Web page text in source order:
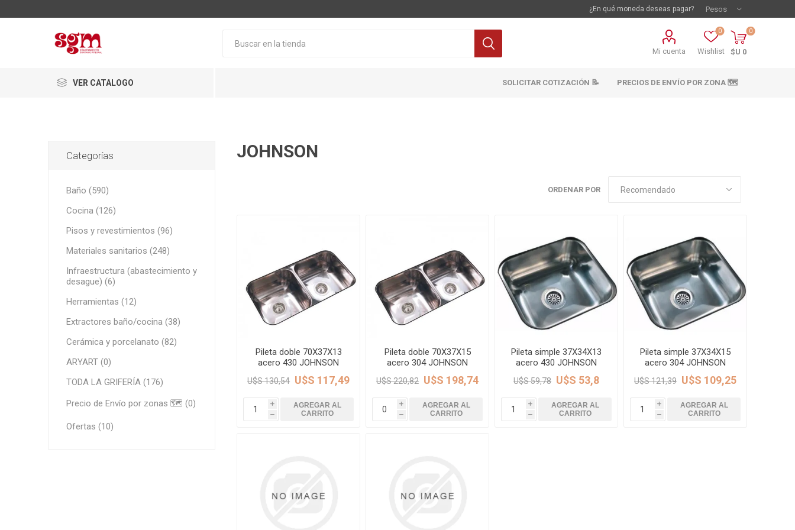
¿En qué moneda deseas pagar?
Mi cuenta Wishlist
0 0
$U 0
VER CATALOGO
Tapas para Inodoro
Bachas
Extractores
Muebles
Bañeras, hidromasajes
Ver todo
Extractores y Campanas
Piletas y mesadas
Complementos
Muebles
Porcelanatos
Mosaicos, perfiles y
decoraciones
Piso flotante
Piso vinilico
abastecimiento
Rejillas, sifones, valvulas
Cañería y acc. desague.
Tanques y Bombas de Agua
Adhesivo, Sellantes,
Resina, Hormigón, Cámaras
Productos para Riego y
Cañeria y acc. para gas
SOLICITAR COTIZACIÓN 📝 PRECIOS DE ENVÍO POR ZONA 🗺️
JOHNSON
ORDENAR POR
Pileta doble 70X37X13
acero 430 JOHNSON
U$S 130,54 U$S 117,49
i
h
AGREGAR AL
CARRITO
Pileta doble 70X37X15
acero 304 JOHNSON
U$S 220,82 U$S 198,74
i
h
AGREGAR AL
CARRITO
Pileta simple 37X34X13
acero 430 JOHNSON
U$S 59,78 U$S 53,8
i
h
AGREGAR AL
CARRITO
Pileta simple 37X34X15
acero 304 JOHNSON
U$S 121,39 U$S 109,25
i
h
AGREGAR AL
CARRITO
Categorías
Baño (590)
Cocina (126)
Pisos y revestimientos (96)
Materiales sanitarios (248)
Infraestructura (abastecimiento y
desague) (6)
Herramientas (12)
Extractores baño/cocina (38)
Cerámica y porcelanato (82)
ARYART (0)
TODA LA GRIFERÍA (176)
Precio de Envío por zonas 🗺️ (0)
Ofertas (10)